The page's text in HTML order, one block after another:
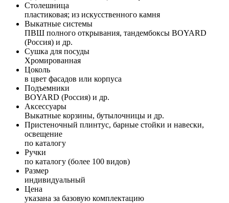
Столешница
пластиковая; из искусственного камня
Выкатные системы
ПВШ полного открывания, тандембоксы BOYARD
(Россия) и др.
Сушка для посуды
Хромированная
Цоколь
в цвет фасадов или корпуса
Подъемники
BOYARD (Россия) и др.
Аксессуары
Выкатные корзины, бутылочницы и др.
Пристеночный плинтус, барные стойки и навески,
освещение
по каталогу
Ручки
по каталогу (более 100 видов)
Размер
индивидуальный
Цена
указана за базовую комплектацию